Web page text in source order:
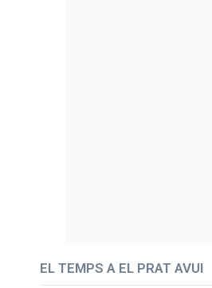
EL TEMPS A EL PRAT AVUI